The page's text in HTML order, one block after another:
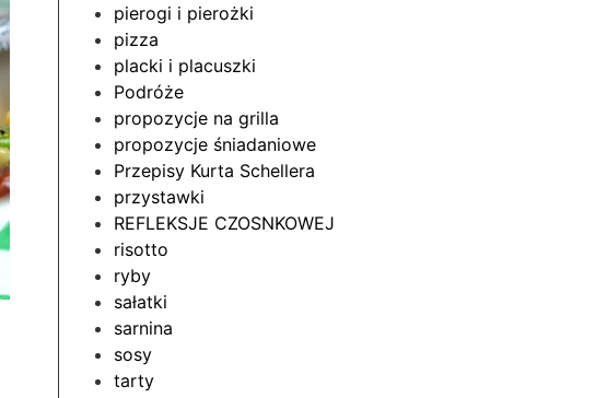
pierogi i pierożki
pizza
placki i placuszki
Podróże
propozycje na grilla
propozycje śniadaniowe
Przepisy Kurta Schellera
przystawki
REFLEKSJE CZOSNKOWEJ
risotto
ryby
sałatki
sarnina
sosy
tarty